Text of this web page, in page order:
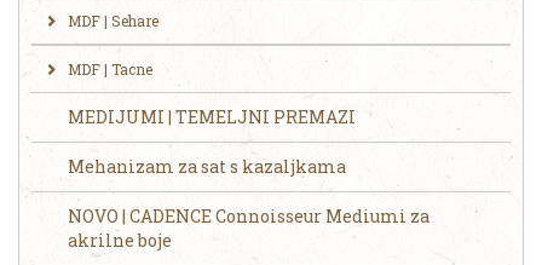
MDF | Sehare
MDF | Tacne
MEDIJUMI | TEMELJNI PREMAZI
Mehanizam za sat s kazaljkama
NOVO | CADENCE Connoisseur Mediumi za
akrilne boje